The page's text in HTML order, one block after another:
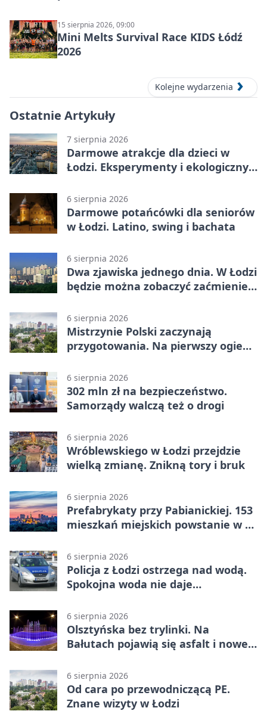
15 sierpnia 2026, 09:00
Mini Melts Survival Race KIDS Łódź
2026
Kolejne wydarzenia
Ostatnie Artykuły
7 sierpnia 2026
Darmowe atrakcje dla dzieci w
Łodzi. Eksperymenty i ekologiczny
6 sierpnia 2026
Darmowe potańcówki dla seniorów
w Łodzi. Latino, swing i bachata
6 sierpnia 2026
Dwa zjawiska jednego dnia. W Łodzi
będzie można zobaczyć zaćmienie i
6 sierpnia 2026
Mistrzynie Polski zaczynają
przygotowania. Na pierwszy ogień
6 sierpnia 2026
302 mln zł na bezpieczeństwo.
Samorządy walczą też o drogi
6 sierpnia 2026
Wróblewskiego w Łodzi przejdzie
wielką zmianę. Znikną tory i bruk
6 sierpnia 2026
Prefabrykaty przy Pabianickiej. 153
mieszkań miejskich powstanie w 15
6 sierpnia 2026
Policja z Łodzi ostrzega nad wodą.
Spokojna woda nie daje
6 sierpnia 2026
Olsztyńska bez trylinki. Na
Bałutach pojawią się asfalt i nowe
6 sierpnia 2026
Od cara po przewodniczącą PE.
Znane wizyty w Łodzi